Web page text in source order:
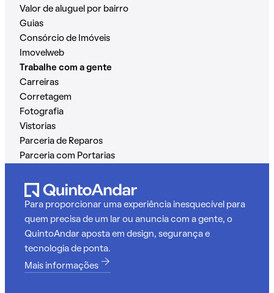
Valor de aluguel por bairro
Guias
Consórcio de Imóveis
Imovelweb
Trabalhe com a gente
Carreiras
Corretagem
Fotografia
Vistorias
Parceria de Reparos
Parceria com Portarias
Para proporcionar uma experiência inesquecível para
quem precisa de um lar ou anuncia com a gente, o
QuintoAndar aposta em design, segurança e
tecnologia de ponta.
Mais informações